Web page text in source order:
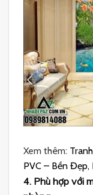
Xem thêm:
PVC – Bền Đẹp,
4. Phù hợp với